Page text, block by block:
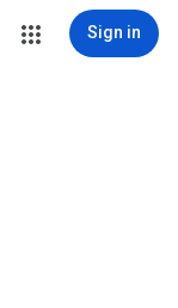
Sign in